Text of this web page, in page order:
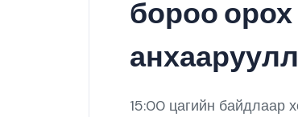
бороо орох
15:00 цагийн байдлаар